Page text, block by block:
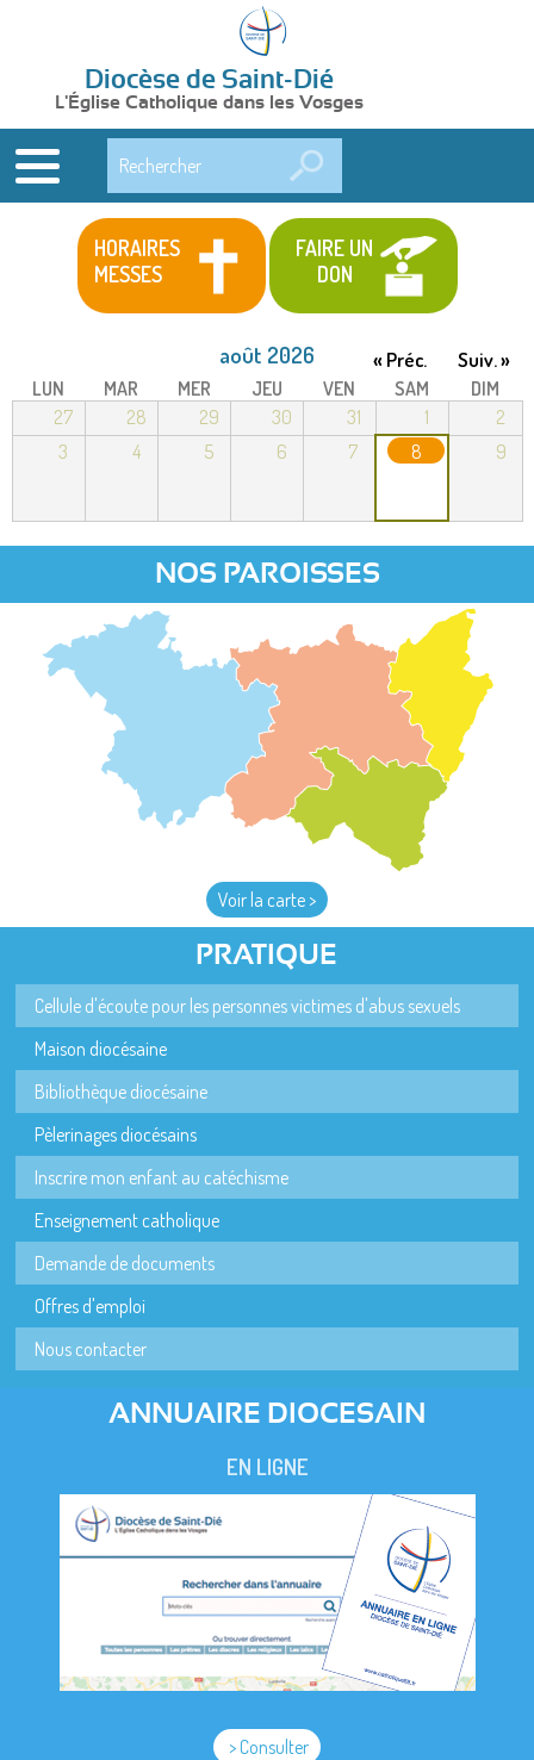
Diocèse de Saint-Dié
L'Église Catholique dans les Vosges
HORAIRES
MESSES
FAIRE UN
DON
août 2026 « Préc. Suiv. »
LUN MAR MER JEU VEN SAM
DIM
27
28 29 30 31 1
2
3
4 5 6 7 8 9
NOS PAROISSES
Voir la carte >
PRATIQUE
Cellule d'écoute pour les personnes victimes d'abus sexuels
Maison diocésaine
Bibliothèque diocésaine
Pèlerinages diocésains
Inscrire mon enfant au catéchisme
Enseignement catholique
Demande de documents
Offres d'emploi
Nous contacter
ANNUAIRE DIOCESAIN
EN LIGNE
> Consulter